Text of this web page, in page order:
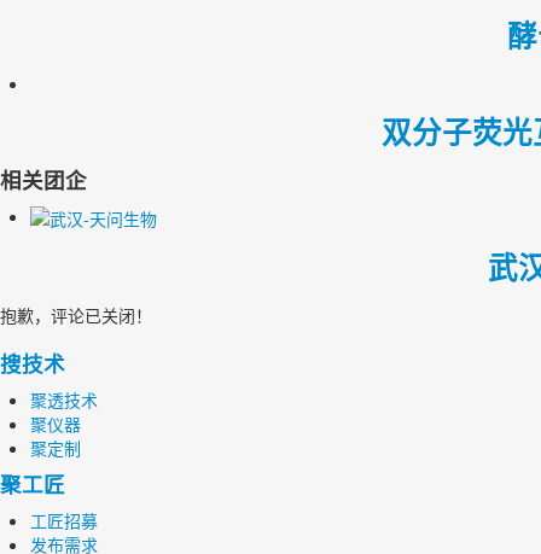
双分子荧
相关团企
武
抱歉，评论已关闭！
搜技术
聚透技术
聚仪器
聚定制
聚工匠
工匠招募
发布需求